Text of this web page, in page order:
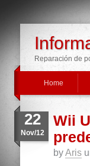
Reparación de
Home
22
Nov/12
Wii
byAris